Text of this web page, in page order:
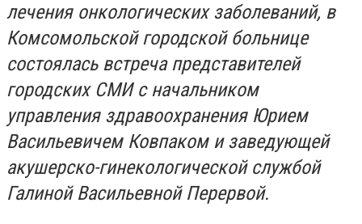
лечения онкологических заболеваний, в
Комсомольской городской больнице
состоялась встреча представителей
городских СМИ с начальником
управления здравоохранения Юрием
Васильевичем Ковпаком и заведующей
акушерско-гинекологической службой
Галиной Васильевной Перервой.